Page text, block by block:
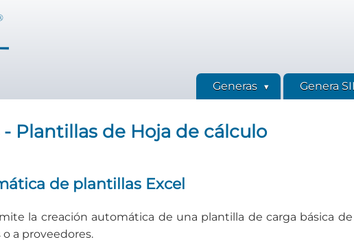
Generas Genera SII
- Plantillas de Hoja de cálculo
de plantillas Excel
la creación automática de una plantilla de carga básica
o a proveedores.